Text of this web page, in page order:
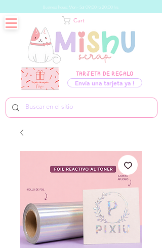
Business hours: Mon - Sat 09:00 to 20:00 hrs
TARJETA DE REGALO
Envía una tarjeta ya !
Cart